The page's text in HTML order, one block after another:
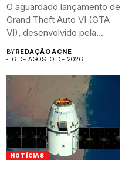
O aguardado lançamento de
Grand Theft Auto VI (GTA
VI), desenvolvido pela...
BYREDAÇÃO ACNE
6 DE AGOSTO DE 2026
NOTÍCIAS